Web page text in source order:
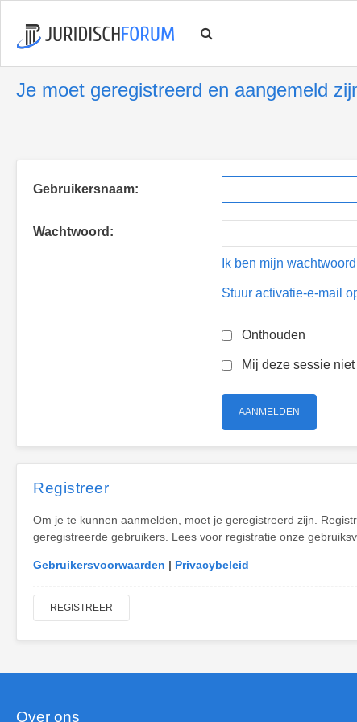
Je moet geregistreerd en aangemeld
Gebruikersnaam:
Wachtwoord:
Ik ben mijn
Stuur activatie-e-mail
Onthouden
Mij deze sessie
Registreer
Om je te kunnen aanmelden, moet je geregistreerd zijn.
geregistreerde gebruikers. Lees voor registratie onze
Gebruikersvoorwaarden | Privacybeleid
REGISTREER
Over ons